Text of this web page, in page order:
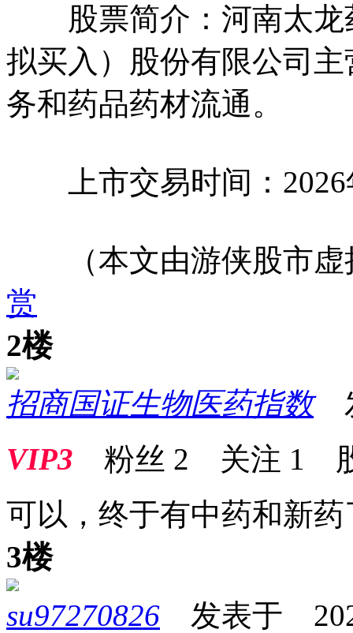
股票简介：河南太龙
拟买入 ） 股份有限公司
务和药品药材流通。
上市交易时间：2026
（本文由游侠股市虚
赏
2楼
招商国证生物医药指数
VIP3 粉丝 2 关注 1
可以，终于有中药和新药
3楼
su97270826 发表于